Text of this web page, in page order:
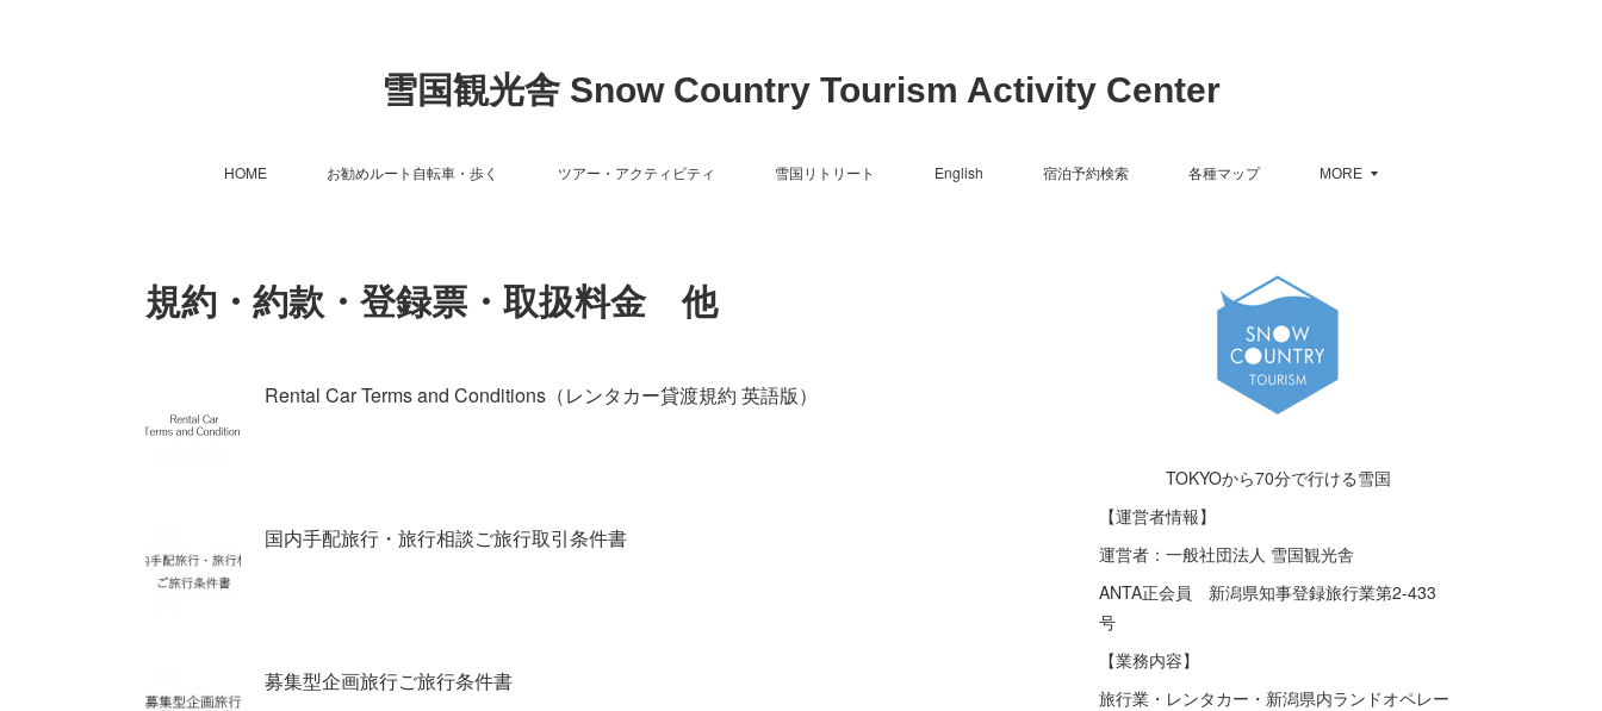
雪国観光舎 Snow Country Tourism Activity Center
HOME お勧めルート自転車・歩く ツアー・アクティビティ 雪国リトリート English 宿泊予約検索 各種マップ MORE
規約・約款・登録票・取扱料金 他
Rental Car Terms and Conditions（レンタカー貸渡規約 英語版）
国内手配旅行・旅行相談ご旅行取引条件書
募集型企画旅行ご旅行条件書
TOKYOから70分で行ける雪国
【運営者情報】
運営者：一般社団法人 雪国観光舎
ANTA正会員 新潟県知事登録旅行業第2-433
号
【業務内容】
旅行業・レンタカー・新潟県内ランドオペレー